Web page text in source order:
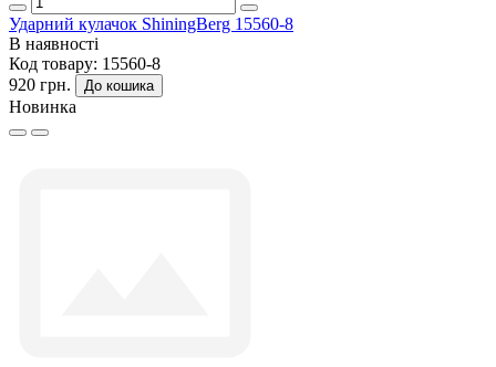
Ударний кулачок ShiningBerg 15560-8
В наявності
Код товару: 15560-8
920 грн.
До кошика
Новинка